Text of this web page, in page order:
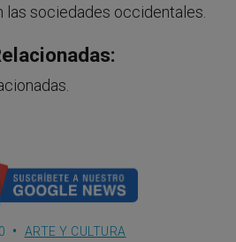
las sociedades occidentales.
ARTE Y CULTURA